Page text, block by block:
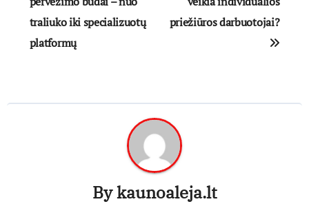
įrašų
traliuko iki specializuotų
platformų
priežiūros darbuotojai?
Bykaunoaleja.lt